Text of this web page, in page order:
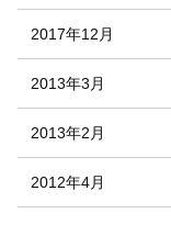
2017年12月
2013年3月
2013年2月
2012年4月